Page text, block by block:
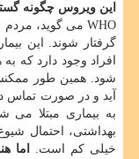
این ویروس چگونه
گرفتار شوند. این
افراد وجود دارد که
شود. همین طور
آید و در صورت تماس
به بیماری مبتلا می
بهداشتی، احتمال
خیلی کم است.
اما